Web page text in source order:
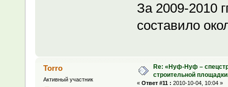
За 2009-2010
составило
Torro
Активный участник
Re: «Нуф-Нуф –
строительной
« Ответ #11 : 2010-10-04, 10:04 »